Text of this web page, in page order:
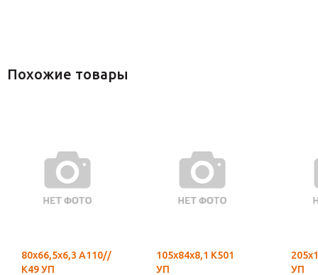
Похожие товары
80х66,5х6,3 А110//
К49 УП
105х84х8,1 К501
УП
УП